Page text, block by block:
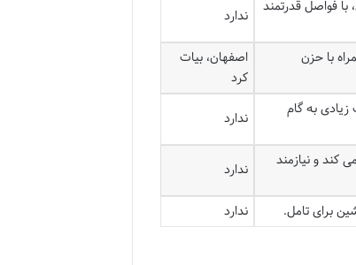
فواصل قدرتمند
ندارد
با حزن
اصفهان، بیات
کرد
به گام
ندارد
کند و نیازمند
ندارد
برای تامل. ندارد